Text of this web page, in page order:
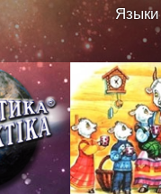
Языки